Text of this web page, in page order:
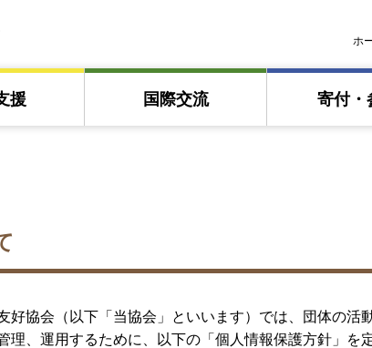
会
ホ
援 国際交流 寄付・
好協会（以下「当協会」といいます）では、団体の活
理、運用するために、以下の「個人情報保護方針」を